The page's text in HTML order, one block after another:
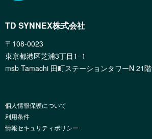
TD SYNNEX株式会社
〒108-0023
東京都港区芝浦3丁目1−1
msb Tamachi 田町ステーションタワーN 21階
個人情報保護について
利用条件
情報セキュリティポリシー